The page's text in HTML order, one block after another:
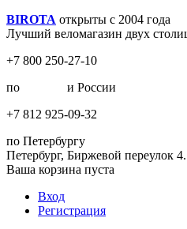
BIROTA открыты с 2004 года
Лучший веломагазин двух
+7 800 250-27-10
по
и России
+7 812 925-09-32
по Петербургу
Петербург, Биржевой переулок
Ваша корзина пуста
Вход
Регистрация